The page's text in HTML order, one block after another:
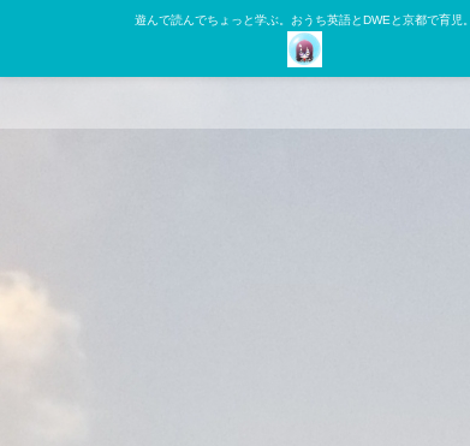
遊んで読んでちょっと学ぶ。おうち英語とDWEと京都で育児。